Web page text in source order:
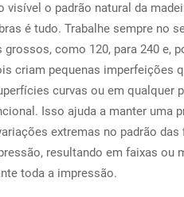
visível o padrão natural da
é tudo. Trabalhe sempre no
grossos, como 120, para 240 e,
criam pequenas imperfeições
curvas ou em qualquer
Isso ajuda a manter uma
extremas no padrão
resultando em faixas ou
toda a impressão.